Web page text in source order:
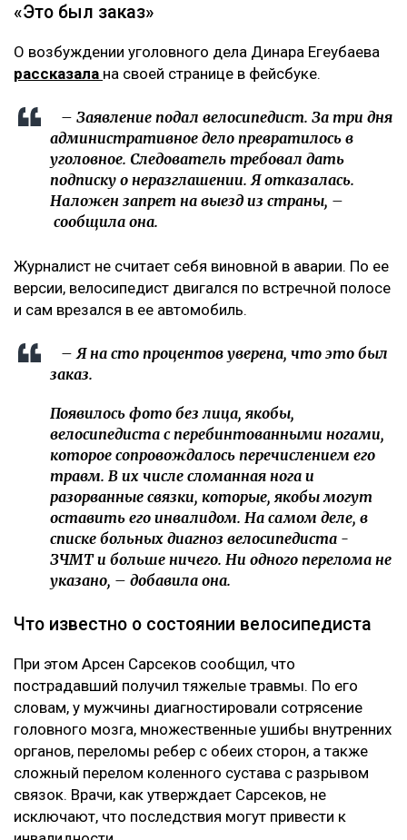
«Это был заказ»
О возбуждении уголовного дела Динара Егеубаева
рассказала на своей странице в фейсбуке.
– Заявление подал велосипедист. За три дня
административное дело превратилось в
уголовное. Следователь требовал дать
подписку о неразглашении. Я отказалась.
Наложен запрет на выезд из страны, –
сообщила она.
Журналист не считает себя виновной в аварии. По ее
версии, велосипедист двигался по встречной полосе
и сам врезался в ее автомобиль.
– Я на сто процентов уверена, что это был
заказ.
Появилось фото без лица, якобы,
велосипедиста с перебинтованными ногами,
которое сопровождалось перечислением его
травм. В их числе сломанная нога и
разорванные связки, которые, якобы могут
оставить его инвалидом. На самом деле, в
списке больных диагноз велосипедиста -
ЗЧМТ и больше ничего. Ни одного перелома не
указано, – добавила она.
Что известно о состоянии велосипедиста
При этом Арсен Сарсеков сообщил, что
пострадавший получил тяжелые травмы. По его
словам, у мужчины диагностировали сотрясение
головного мозга, множественные ушибы внутренних
органов, переломы ребер с обеих сторон, а также
сложный перелом коленного сустава с разрывом
связок. Врачи, как утверждает Сарсеков, не
исключают, что последствия могут привести к